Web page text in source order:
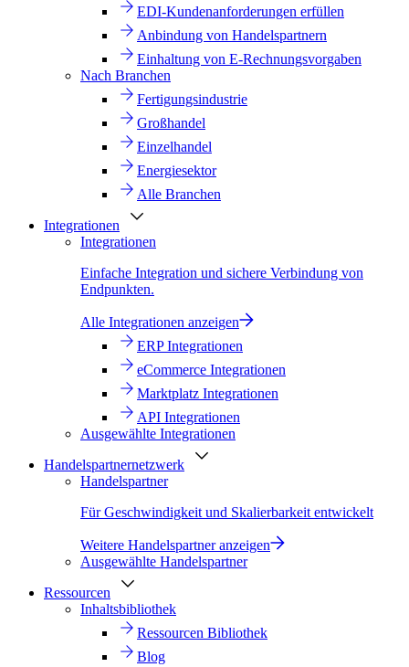
EDI-Kundenanforderungen erfüllen
Anbindung von Handelspartnern
Einhaltung von E-Rechnungsvorgaben
Nach Branchen
Fertigungsindustrie
Großhandel
Einzelhandel
Energiesektor
Alle Branchen
Integrationen
Integrationen
Einfache Integration und sichere Verbindung von
Endpunkten.
Alle Integrationen anzeigen
ERP Integrationen
eCommerce Integrationen
Marktplatz Integrationen
API Integrationen
Ausgewählte Integrationen
Handelspartnernetzwerk
Handelspartner
Für Geschwindigkeit und Skalierbarkeit entwickelt
Weitere Handelspartner anzeigen
Ausgewählte Handelspartner
Ressourcen
Inhaltsbibliothek
Ressourcen Bibliothek
Blog